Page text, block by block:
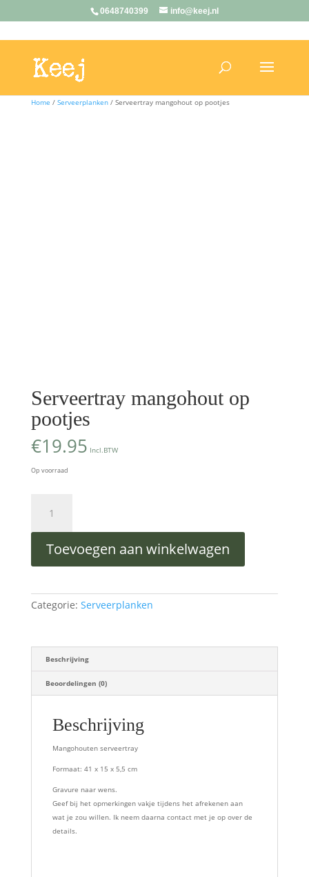
0648740399 info@keej.nl
Home / Serveerplanken/ Serveertray mangohout op pootjes
Serveertray mangohout op
pootjes
€19.95 Incl.BTW
Op voorraad
mangohout
aantalToevoegen aan winkelwagen
Categorie: Serveerplanken
Beschrijving
Beoordelingen (0)
Beschrijving
Mangohouten serveertray
Formaat: 41 x 15 x 5,5 cm
Gravure naar wens.
Geef bij het opmerkingen vakje tijdens het afrekenen aan
wat je zou willen. Ik neem daarna contact met je op over de
details.